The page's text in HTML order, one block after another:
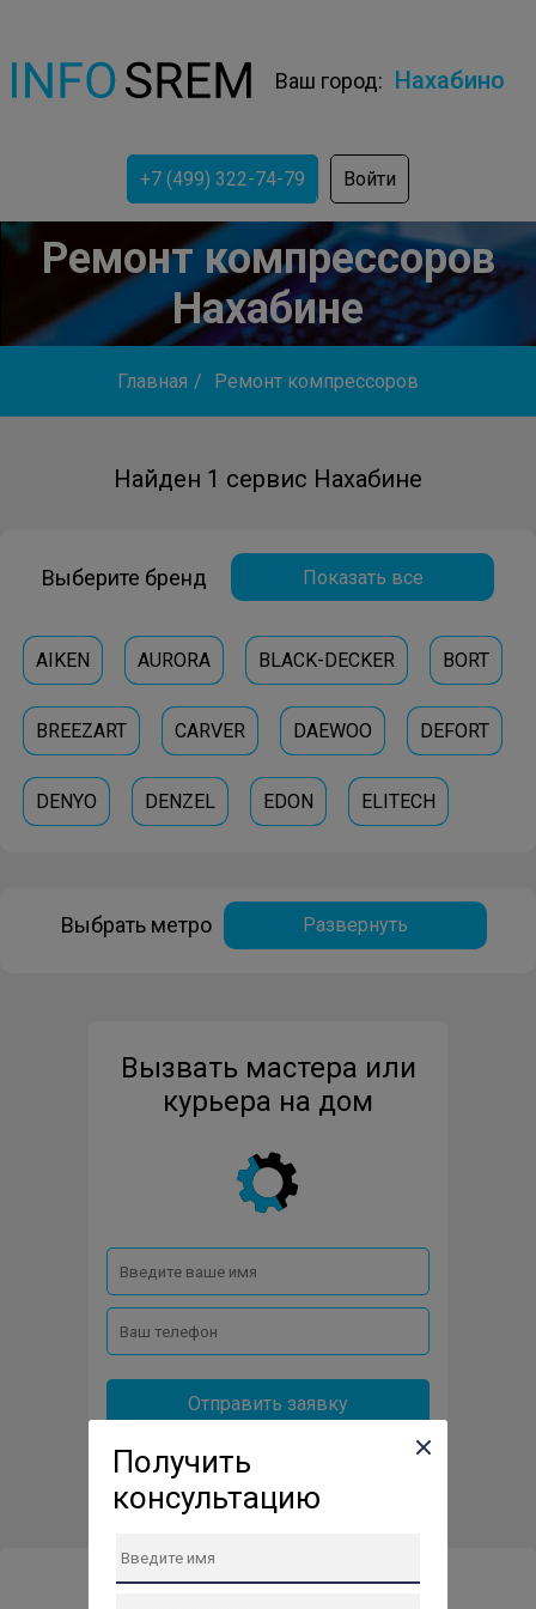
Ваш город: Нахабино
+7 (499) 322-74-79 Войти
Ремонт компрессоров
Нахабине
Главная / Ремонт компрессоров
Найден 1 сервис Нахабине
Выберите бренд Показать все
AIKEN AURORA BLACK-DECKER BORT
BREEZART CARVER DAEWOO DEFORT
DENYO DENZEL EDON ELITECH
INGCO INGERSOLL-RAND
P-I-T REDBO REDVERG
Выбрать метро Развернуть
Вызвать мастера или
курьера на дом
Отправить заявку
Получить
консультацию